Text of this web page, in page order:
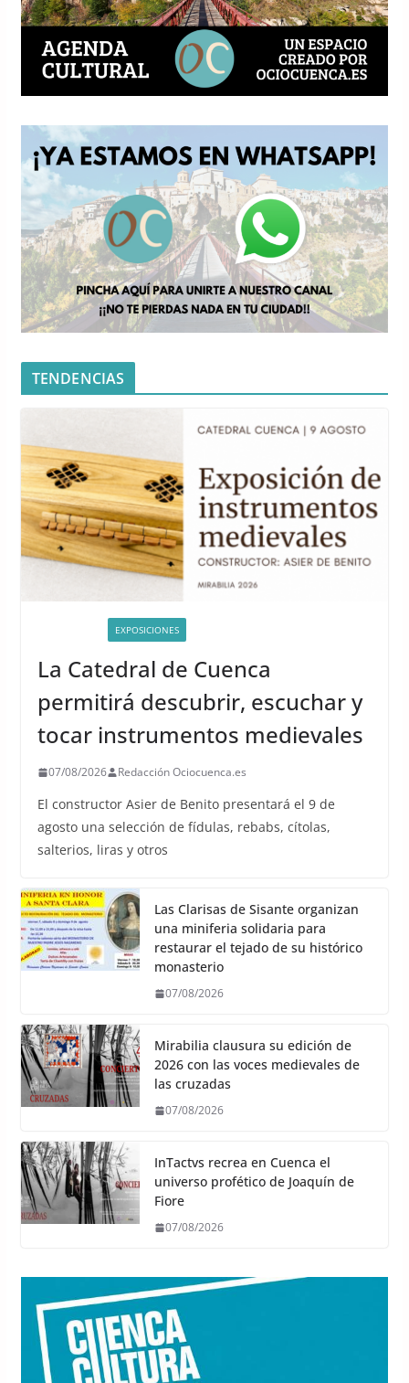
TENDENCIAS
EXPOSICIONES
La Catedral de Cuenca
permitirá descubrir, escuchar y
tocar instrumentos medievales
07/08/2026 Redacción Ociocuenca.es
El constructor Asier de Benito presentará el 9 de
agosto una selección de fídulas, rebabs, cítolas,
salterios, liras y otros
Las Clarisas de Sisante organizan
una miniferia solidaria para
restaurar el tejado de su histórico
monasterio
07/08/2026
Mirabilia clausura su edición de
2026 con las voces medievales de
las cruzadas
07/08/2026
InTactvs recrea en Cuenca el
universo profético de Joaquín de
Fiore
07/08/2026